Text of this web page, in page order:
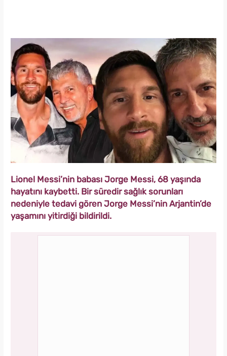
Lionel Messi’nin babası Jorge Messi, 68 yaşında
hayatını kaybetti. Bir süredir sağlık sorunları
nedeniyle tedavi gören Jorge Messi’nin Arjantin’de
yaşamını yitirdiği bildirildi.